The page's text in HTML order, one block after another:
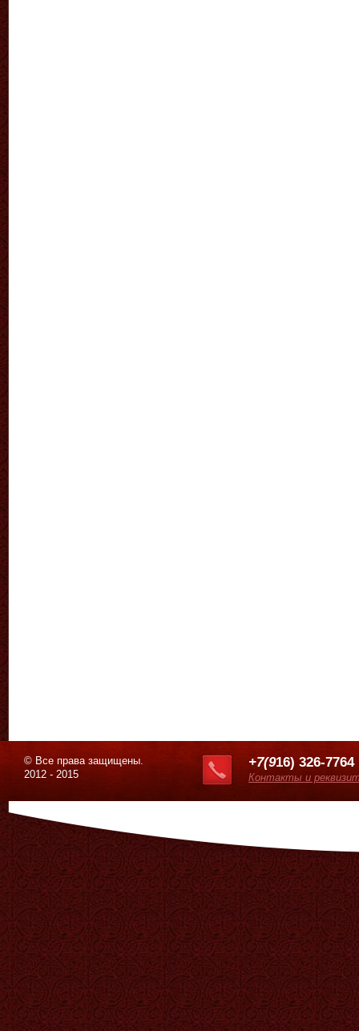
© Все права защищены.
2012 - 2015
+7(916) 326-7764
Контакты и